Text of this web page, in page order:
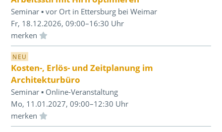
Seminar ▪ vor Ort in Ettersburg bei Weimar
Fr, 18.12.2026, 09:00–16:30 Uhr
Einloggen und Merkliste benutzen
NEU
Kosten-, Erlös- und Zeitplanung im
Architekturbüro
Seminar ▪ Online-Veranstaltung
Mo, 11.01.2027, 09:00–12:30 Uhr
Einloggen und Merkliste benutzen